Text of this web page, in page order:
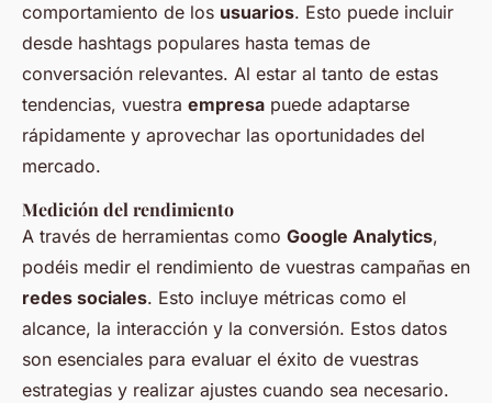
comportamiento de los usuarios. Esto puede incluir
desde hashtags populares hasta temas de
conversación relevantes. Al estar al tanto de estas
tendencias, vuestra empresa puede adaptarse
rápidamente y aprovechar las oportunidades del
mercado.
Medición del rendimiento
A través de herramientas como Google Analytics,
podéis medir el rendimiento de vuestras campañas en
redes sociales. Esto incluye métricas como el
alcance, la interacción y la conversión. Estos datos
son esenciales para evaluar el éxito de vuestras
estrategias y realizar ajustes cuando sea necesario.